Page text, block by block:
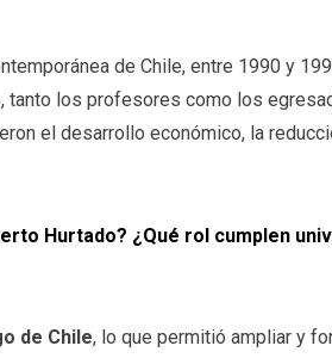
de Chile, entre 1990 y
los profesores como los
el desarrollo económico, la
Hurtado? ¿Qué rol cumplen
de Chile, lo que permitió ampliar y